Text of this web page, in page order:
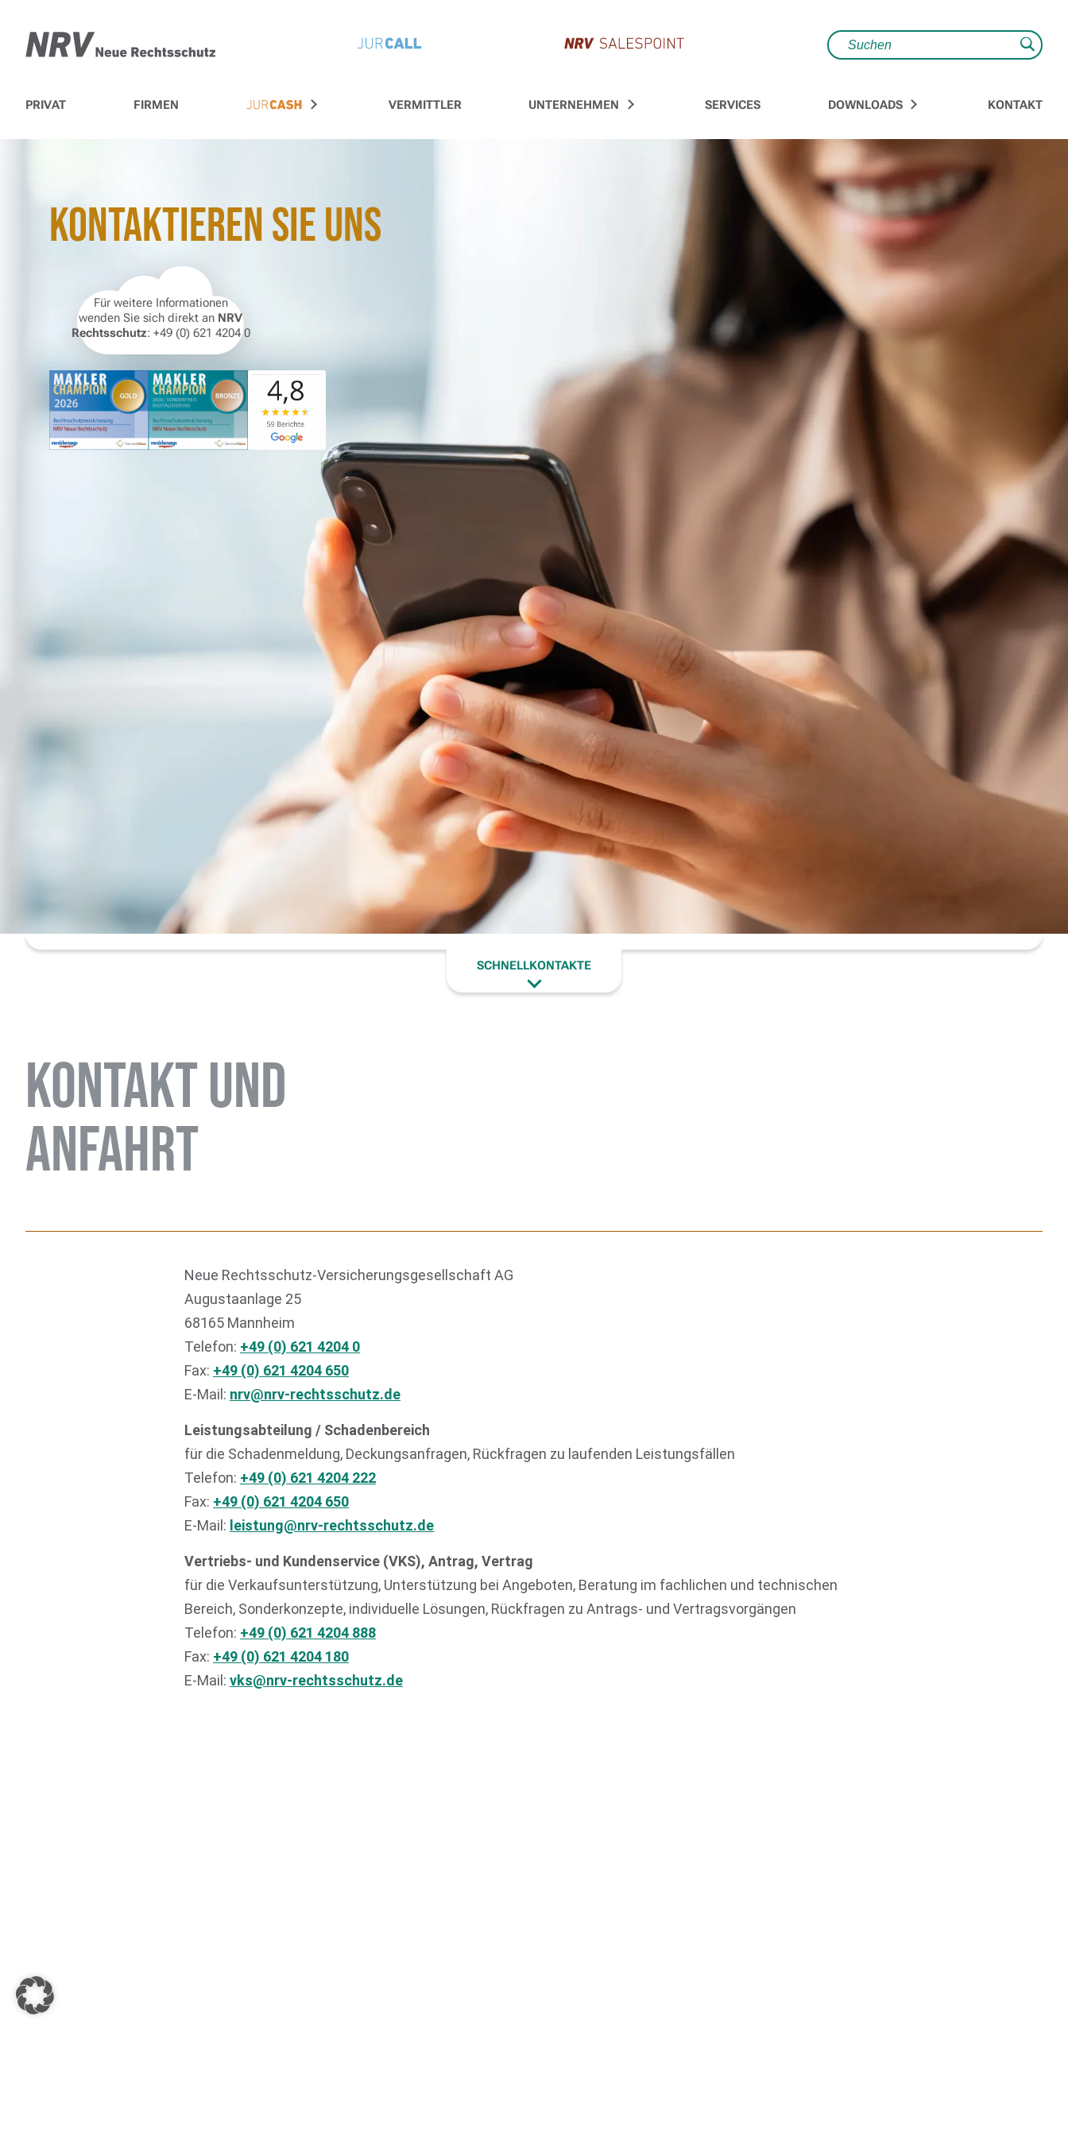
NRV Rechtsschutz – Ihre Versicherung Suche
PRIVAT FIRMEN ZUR JURCASH-STARTSEITE
VERMITTLER UNTERNEHMEN SERVICES DOWNLOADS KONTAKT
Kontaktieren sie Uns
Für weitere Informationen
wenden Sie sich direkt an NRV
Rechtsschutz: +49 (0) 621 4204 0
SCHNELLKONTAKTE
KONTAKT UND
ANFAHRT
Neue Rechtsschutz-Versicherungsgesellschaft AG
Augustaanlage 25
68165 Mannheim
Telefon: +49 (0) 621 4204 0
Fax: +49 (0) 621 4204 650
E-Mail: nrv@nrv-rechtsschutz.de
Leistungsabteilung / Schadenbereich
für die Schadenmeldung, Deckungsanfragen, Rückfragen zu laufenden Leistungsfällen
Telefon: +49 (0) 621 4204 222
Fax: +49 (0) 621 4204 650
E-Mail: leistung@nrv-rechtsschutz.de
Vertriebs- und Kundenservice (VKS), Antrag, Vertrag
für die Verkaufsunterstützung, Unterstützung bei Angeboten, Beratung im fachlichen und technischen
Bereich, Sonderkonzepte, individuelle Lösungen, Rückfragen zu Antrags- und Vertragsvorgängen
Telefon: +49 (0) 621 4204 888
Fax: +49 (0) 621 4204 180
E-Mail: vks@nrv-rechtsschutz.de